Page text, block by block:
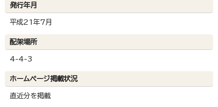
発行年月
平成21年7月
配架場所
4-4-3
ホームページ掲載状況
直近分を掲載